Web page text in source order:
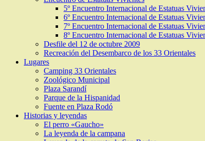
5º Encuentro Internacional de Estatuas
6º Encuentro Internacional de Estatuas
7º Encuentro Internacional de Estatuas
8º Encuentro Internacional de Estatuas
Desfile del 12 de octubre 2009
Recreación del Desembarco de los 33 Orientales
Lugares
Camping 33 Orientales
Zoológico Municipal
Plaza Sarandí
Parque de la Hispanidad
Fuente en Plaza Rodó
Historias y leyendas
El perro «Gaucho»
La leyenda de la campana